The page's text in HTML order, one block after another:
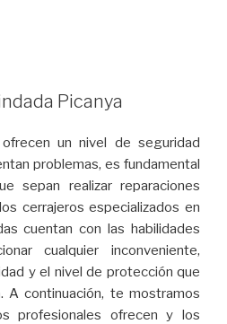
Picanya
un nivel de seguridad
problemas, es fundamental
sepan realizar reparaciones
cerrajeros especializados en
cuentan con las habilidades
cualquier inconveniente,
y el nivel de protección que
A continuación, te mostramos
profesionales ofrecen y los